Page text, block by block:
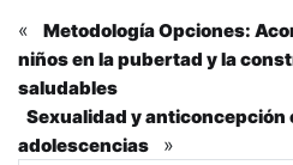
«
Metodología Opciones:
niños en la pubertad y la
saludables
Sexualidad y anticoncepción
adolescencias
»